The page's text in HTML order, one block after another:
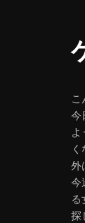
こ
今
外
今
探